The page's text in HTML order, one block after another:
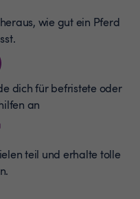
wie gut ein Pferd
dich für befristete oder
an
teil und erhalte tolle